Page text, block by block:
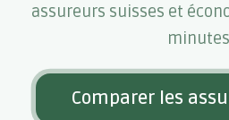
assureurs suisses et
Comparer les